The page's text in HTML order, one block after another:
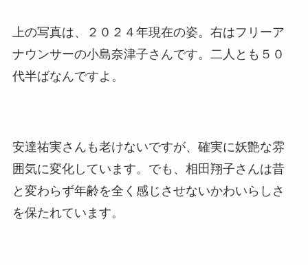
上の写真は、２０２４年現在の姿。右はフリーア
ナウンサーの小島奈津子さんです。二人とも５０
代半ばなんですよ。
安達祐実さんも老けないですが、確実に妖艶な雰
囲気に変化しています。でも、相田翔子さんは昔
と変わらず年齢を全く感じさせないかわいらしさ
を保たれています。